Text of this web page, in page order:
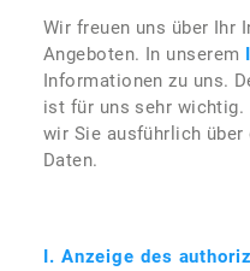
Wir freuen uns über Ihr
Angeboten. In unserem
Informationen zu uns.
ist für uns sehr
wir Sie ausführlich über
Daten.
I. Anzeige des